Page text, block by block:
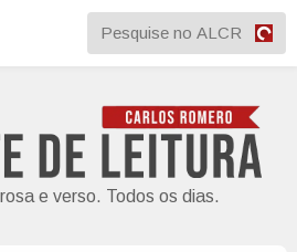
e verso. Todos os dias.